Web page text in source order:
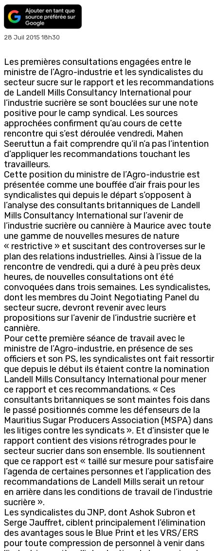
28 Juil 2015 18h30
Les premières consultations engagées entre le
ministre de l’Agro-industrie et les syndicalistes du
secteur sucre sur le rapport et les recommandations
de Landell Mills Consultancy International pour
l’industrie sucrière se sont bouclées sur une note
positive pour le camp syndical. Les sources
approchées confirment qu’au cours de cette
rencontre qui s’est déroulée vendredi, Mahen
Seeruttun a fait comprendre qu’il n’a pas l’intention
d’appliquer les recommandations touchant les
travailleurs.
Cette position du ministre de l’Agro-industrie est
présentée comme une bouffée d’air frais pour les
syndicalistes qui depuis le départ s’opposent à
l’analyse des consultants britanniques de Landell
Mills Consultancy International sur l’avenir de
l’industrie sucrière ou cannière à Maurice avec toute
une gamme de nouvelles mesures de nature
« restrictive » et suscitant des controverses sur le
plan des relations industrielles. Ainsi à l’issue de la
rencontre de vendredi, qui a duré à peu près deux
heures, de nouvelles consultations ont été
convoquées dans trois semaines. Les syndicalistes,
dont les membres du Joint Negotiating Panel du
secteur sucre, devront revenir avec leurs
propositions sur l’avenir de l’industrie sucrière et
cannière.
Pour cette première séance de travail avec le
ministre de l’Agro-industrie, en présence de ses
officiers et son PS, les syndicalistes ont fait ressortir
que depuis le début ils étaient contre la nomination
Landell Mills Consultancy International pour mener
ce rapport et ces recommandations. « Ces
consultants britanniques se sont maintes fois dans
le passé positionnés comme les défenseurs de la
Mauritius Sugar Producers Association (MSPA) dans
les litiges contre les syndicats ». Et d’insister que le
rapport contient des visions rétrogrades pour le
secteur sucrier dans son ensemble. Ils soutiennent
que ce rapport est « taillé sur mesure pour satisfaire
l’agenda de certaines personnes et l’application des
recommandations de Landell Mills serait un retour
en arrière dans les conditions de travail de l’industrie
sucrière ».
Les syndicalistes du JNP, dont Ashok Subron et
Serge Jauffret, ciblent principalement l’élimination
des avantages sous le Blue Print et les VRS/ERS
pour toute compression de personnel à venir dans